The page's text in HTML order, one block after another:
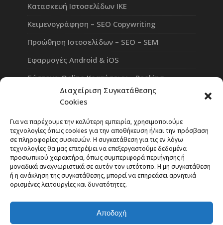
Διαχείριση Συγκατάθεσης
Cookies
Για να παρέχουμε την καλύτερη εμπειρία, χρησιμοποιούμε
τεχνολογίες όπως cookies για την αποθήκευση ή/και την πρόσβαση
σε πληροφορίες συσκευών. Η συγκατάθεση για τις εν λόγω
τεχνολογίες θα μας επιτρέψει να επεξεργαστούμε δεδομένα
προσωπικού χαρακτήρα, όπως συμπεριφορά περιήγησης ή
μοναδικά αναγνωριστικά σε αυτόν τον ιστότοπο. Η μη συγκατάθεση
ή η ανάκληση της συγκατάθεσης, μπορεί να επηρεάσει αρνητικά
ορισμένες λειτουργίες και δυνατότητες.
Αποδοχή
Κατασκευή Ιστοσελίδων ΙΚΕ
Κειμενογράφηση – SEO Copywriting
Προώθηση Ιστοσελίδων – SEO – SEM
Εφαρμογές Android & iOS
Σύστημα Online Κρατήσεων – Booking
Πλατφόρμα Τηλεκπαίδευσης eLearning
Rate Our Services
μας!